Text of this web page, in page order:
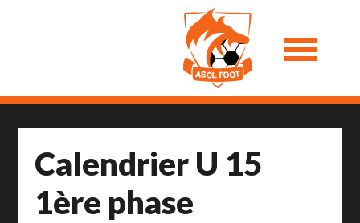
Calendrier U 15
1ère phase